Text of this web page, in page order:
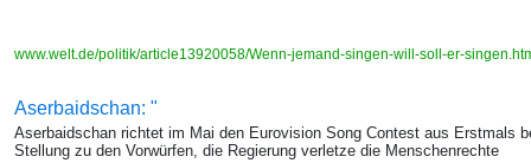
www.welt.de/politik/article13920058/Wenn-jemand-singen-will-soll-er-
Aserbaidschan: "
Aserbaidschan richtet im Mai den Eurovision Song Contest aus Erstmals
Stellung zu den Vorwürfen, die Regierung verletze die Menschenrechte